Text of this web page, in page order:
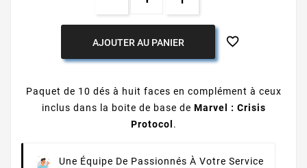
AJOUTER AU PANIER 
Paquet de 10 dés à huit faces en complément à ceux
inclus dans la boite de base de Marvel : Crisis
Protocol .
Une Équipe De Passionnés À Votre Service